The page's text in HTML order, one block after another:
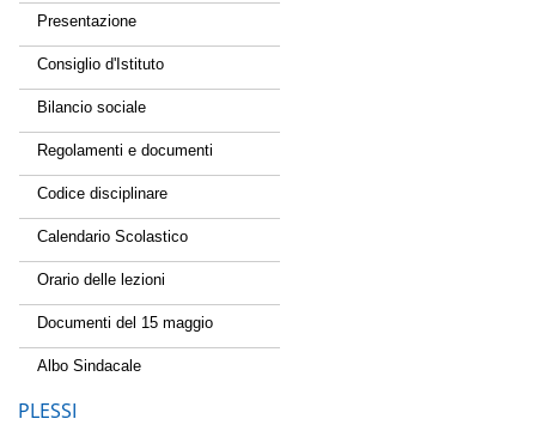
Presentazione
Consiglio d'Istituto
Bilancio sociale
Regolamenti e documenti
Codice disciplinare
Calendario Scolastico
Orario delle lezioni
Documenti del 15 maggio
Albo Sindacale
PLESSI